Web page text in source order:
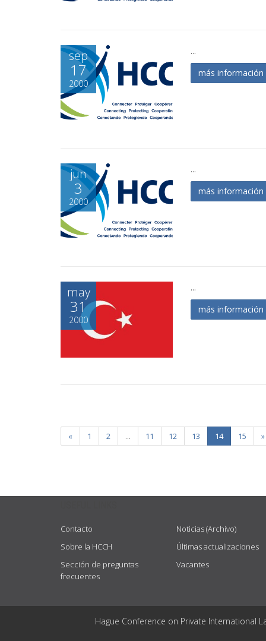
sep
17
2000
...
más información
jun
3
2000
...
más información
may
31
2000
...
más información
« 1 2 ... 11 12 13 14 15 »
Contacto
Sobre la HCCH
Sección de preguntas
frecuentes
Noticias (Archivo)
Últimas actualizaciones
Vacantes
Hague Conference on Private International